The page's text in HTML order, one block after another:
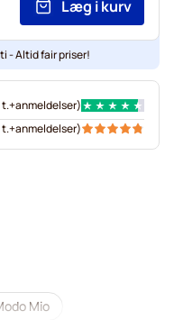
Læg i kurv
- Altid fair priser!
t.+anmeldelser)
t.+anmeldelser)
Mio